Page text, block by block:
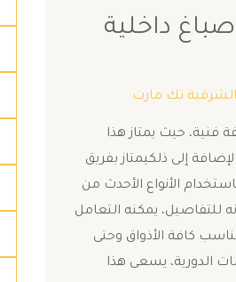
داخلية
تك مارت
فنية، حيث يمتاز هذا
إلى ذلكيمتاز بفريق
الأنواع الأحدث من
للتفاصيل، يمكنه التعامل
كافة الأذواق وحتى
الدورية، يسعى هذا